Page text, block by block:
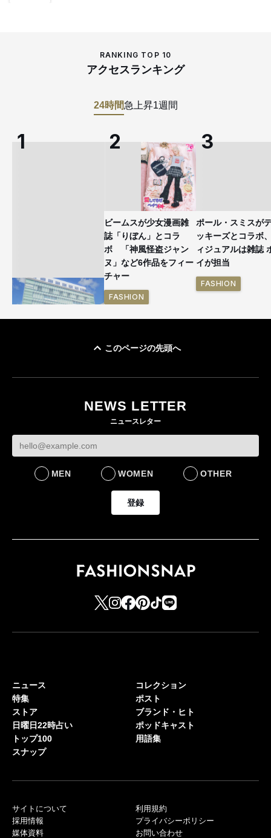
RANKING TOP 10
アクセスランキング
24時間急上昇1週間
ビームスが少女漫画雑
誌「りぼん」とコラ
ボ 「神風怪盗ジャン
ヌ」など6作品をフィー
チャー
FASHION
ポール・スミスが
ッキーズとコラボ
ィジュアルは雑誌
イが担当
FASHION
このページの先頭へ
NEWS LETTER
ニュースレター
MEN WOMEN OTHER
登録
ニュース
特集
ストア
日曜日22時占い
トップ100
スナップ
コレクション
ポスト
ブランド・ヒト
ポッドキャスト
用語集
サイトについて
採用情報
媒体資料
利用規約
プライバシーポリシー
お問い合わせ